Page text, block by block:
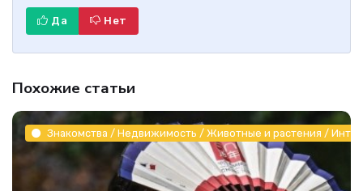
Да Нет
Похожие статьи
Знакомства / Недвижимость / Животные и растения /